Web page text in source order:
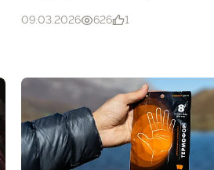
09.03.2026 626 1